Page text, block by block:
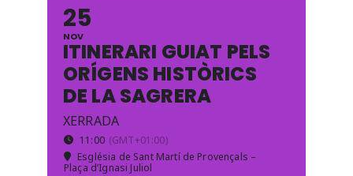
25
NOV
ITINERARI GUIAT PELS
ORÍGENS HISTÒRICS
DE LA SAGRERA
XERRADA
11:00 (GMT+01:00)
Església de Sant Martí de Provençals –
Plaça d’Ignasi Juliol